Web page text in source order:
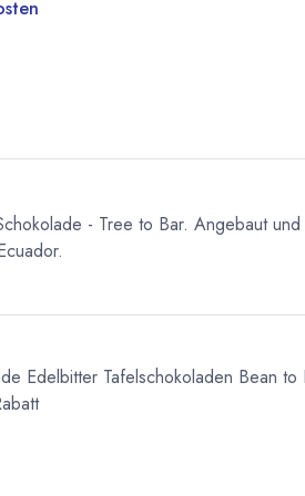
- Tree to Bar. Angebaut und
Edelbitter Tafelschokoladen Bean to